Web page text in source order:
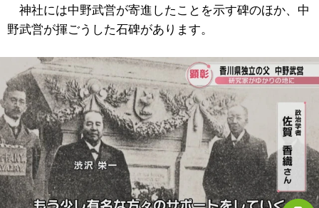
神社には中野武営が寄進したことを示す碑のほか、中
野武営が揮ごうした石碑があります。